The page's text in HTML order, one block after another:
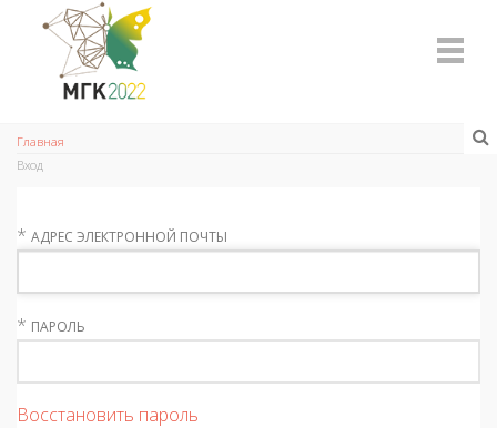
Главная
Вход
* АДРЕС ЭЛЕКТРОННОЙ ПОЧТЫ
* ПАРОЛЬ
Восстановить пароль